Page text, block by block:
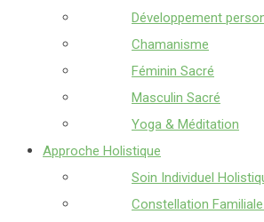
Développement
Chamanisme
Féminin Sacré
Masculin Sacré
Yoga & Méditation
Approche Holistique
Soin Individuel
Constellation